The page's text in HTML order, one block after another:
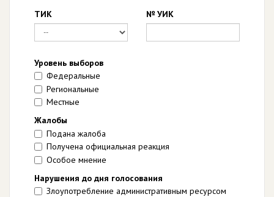
ТИК
№ УИК
Уровень выборов
Федеральные
Региональные
Местные
Жалобы
Подана жалоба
Получена официальная реакция
Особое мнение
Нарушения до дня голосования
Злоупотребление административным ресурсом